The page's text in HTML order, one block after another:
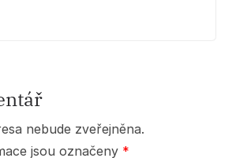
nebude zveřejněna.
jsou označeny *